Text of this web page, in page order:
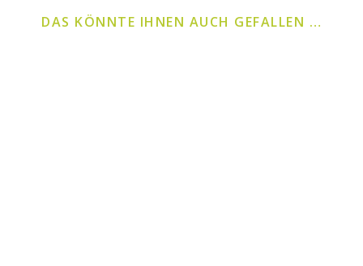
DAS KÖNNTE IHNEN AUCH GEFALLEN …